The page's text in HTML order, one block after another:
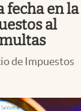
fecha en la
al
de Impuestos